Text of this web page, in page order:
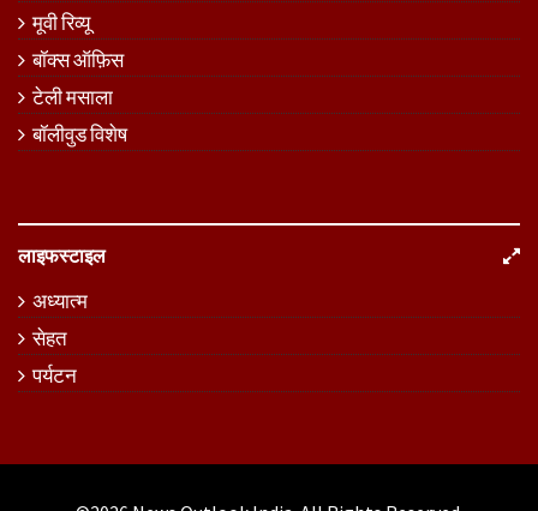
मूवी रिव्यू
बॉक्स ऑफ़िस
टेली मसाला
बॉलीवुड विशेष
लाइफस्टाइल
अध्यात्म
सेहत
पर्यटन